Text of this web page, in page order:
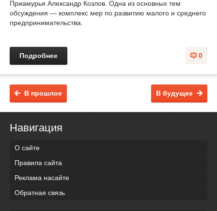
Приамурья Александр Козлов. Одна из основных тем
обсуждения — комплекс мер по развитию малого и среднего
предпринимательства.
0
Подробнее
В будущее
В прошлое
Навигация
О сайте
Правила сайта
Реклама насайте
Обратная связь